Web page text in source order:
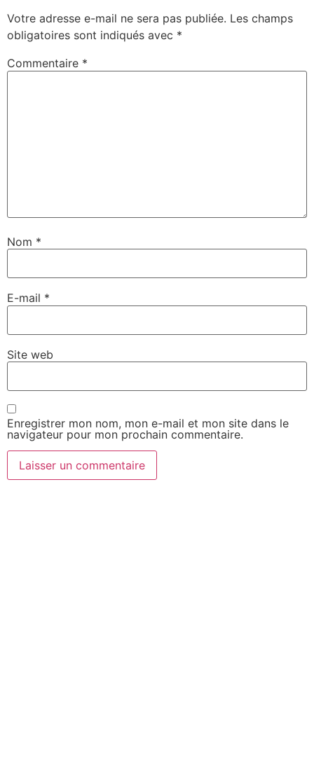
Votre adresse e-mail ne sera pas publiée. Les champs
obligatoires sont indiqués avec *
Commentaire *
Nom *
E-mail *
Site web
Enregistrer mon nom, mon e-mail et mon site dans le
navigateur pour mon prochain commentaire.